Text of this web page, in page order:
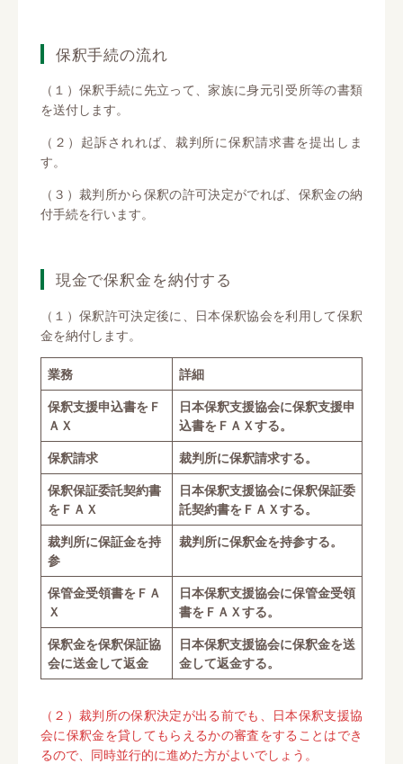
保釈手続の流れ
（１）保釈手続に先立って、家族に身元引受所等の書類
を送付します。
（２）起訴されれば、裁判所に保釈請求書を提出しま
す。
（３）裁判所から保釈の許可決定がでれば、保釈金の納
付手続を行います。
現金で保釈金を納付する
（１）保釈許可決定後に、日本保釈協会を利用して保釈
金を納付します。
業務
詳細
保釈支援申込書をＦ
ＡＸ
日本保釈支援協会に保釈支援申
込書をＦＡＸする。
保釈請求
裁判所に保釈請求する。
保釈保証委託契約書
をＦＡＸ
日本保釈支援協会に保釈保証委
託契約書をＦＡＸする。
裁判所に保証金を持
参
裁判所に保釈金を持参する。
保管金受領書をＦＡ
Ｘ
日本保釈支援協会に保管金受領
書をＦＡＸする。
保釈金を保釈保証協
会に送金して返金
日本保釈支援協会に保釈金を送
金して返金する。
（２）裁判所の保釈決定が出る前でも、日本保釈支援協
会に保釈金を貸してもらえるかの審査をすることはでき
るので、同時並行的に進めた方がよいでしょう。